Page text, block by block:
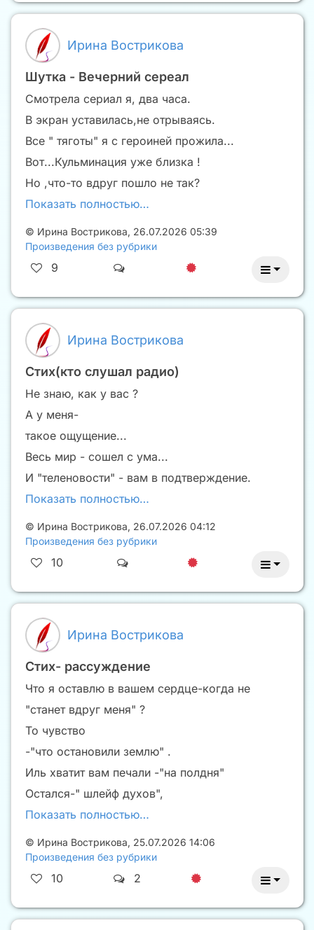
Ирина Вострикова
Шутка - Вечерний сереал
Смотрела сериал я, два часа.
В экран уставилась,не отрываясь.
Все " тяготы" я с героиней прожила...
Вот...Кульминация уже близка !
Но ,что-то вдруг пошло не так?
Показать полностью…
© Ирина Вострикова, 26.07.2026 05:39
Произведения без рубрики
9
Ирина Вострикова
Стих(кто слушал радио)
Не знаю, как у вас ?
А у меня-
такое ощущение...
Весь мир - сошел с ума...
И "теленовости" - вам в подтверждение.
Показать полностью…
© Ирина Вострикова, 26.07.2026 04:12
Произведения без рубрики
10
Ирина Вострикова
Стих- рассуждение
Что я оставлю в вашем сердце-когда не
"станет вдруг меня" ?
То чувство
-"что остановили землю" .
Иль хватит вам печали -"на полдня"
Остался-" шлейф духов",
Показать полностью…
© Ирина Вострикова, 25.07.2026 14:06
Произведения без рубрики
10 2